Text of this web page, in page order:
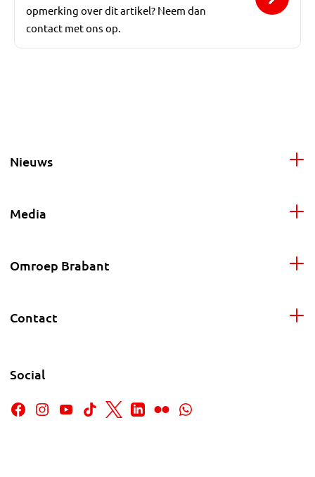
opmerking over dit artikel? Neem dan
contact met ons op.
Nieuws
Media
Omroep Brabant
Contact
Social